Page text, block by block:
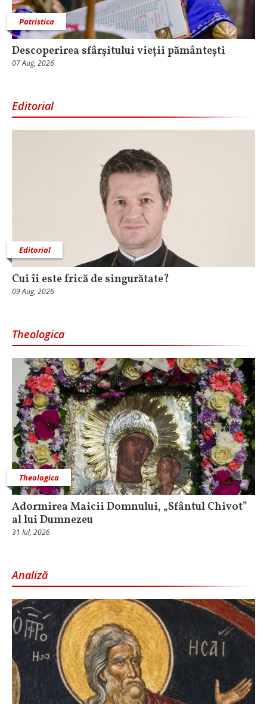
Patristica
Descoperirea sfârșitului vieții pământești
07 Aug, 2026
Editorial
Editorial
Cui îi este frică de singurătate?
09 Aug, 2026
Theologica
Theologica
Adormirea Maicii Domnului, „Sfântul Chivot”
al lui Dumnezeu
31 Iul, 2026
Analiză